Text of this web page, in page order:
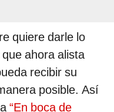
quiere darle lo
ahora alista
recibir su
posible. Así
“En boca de